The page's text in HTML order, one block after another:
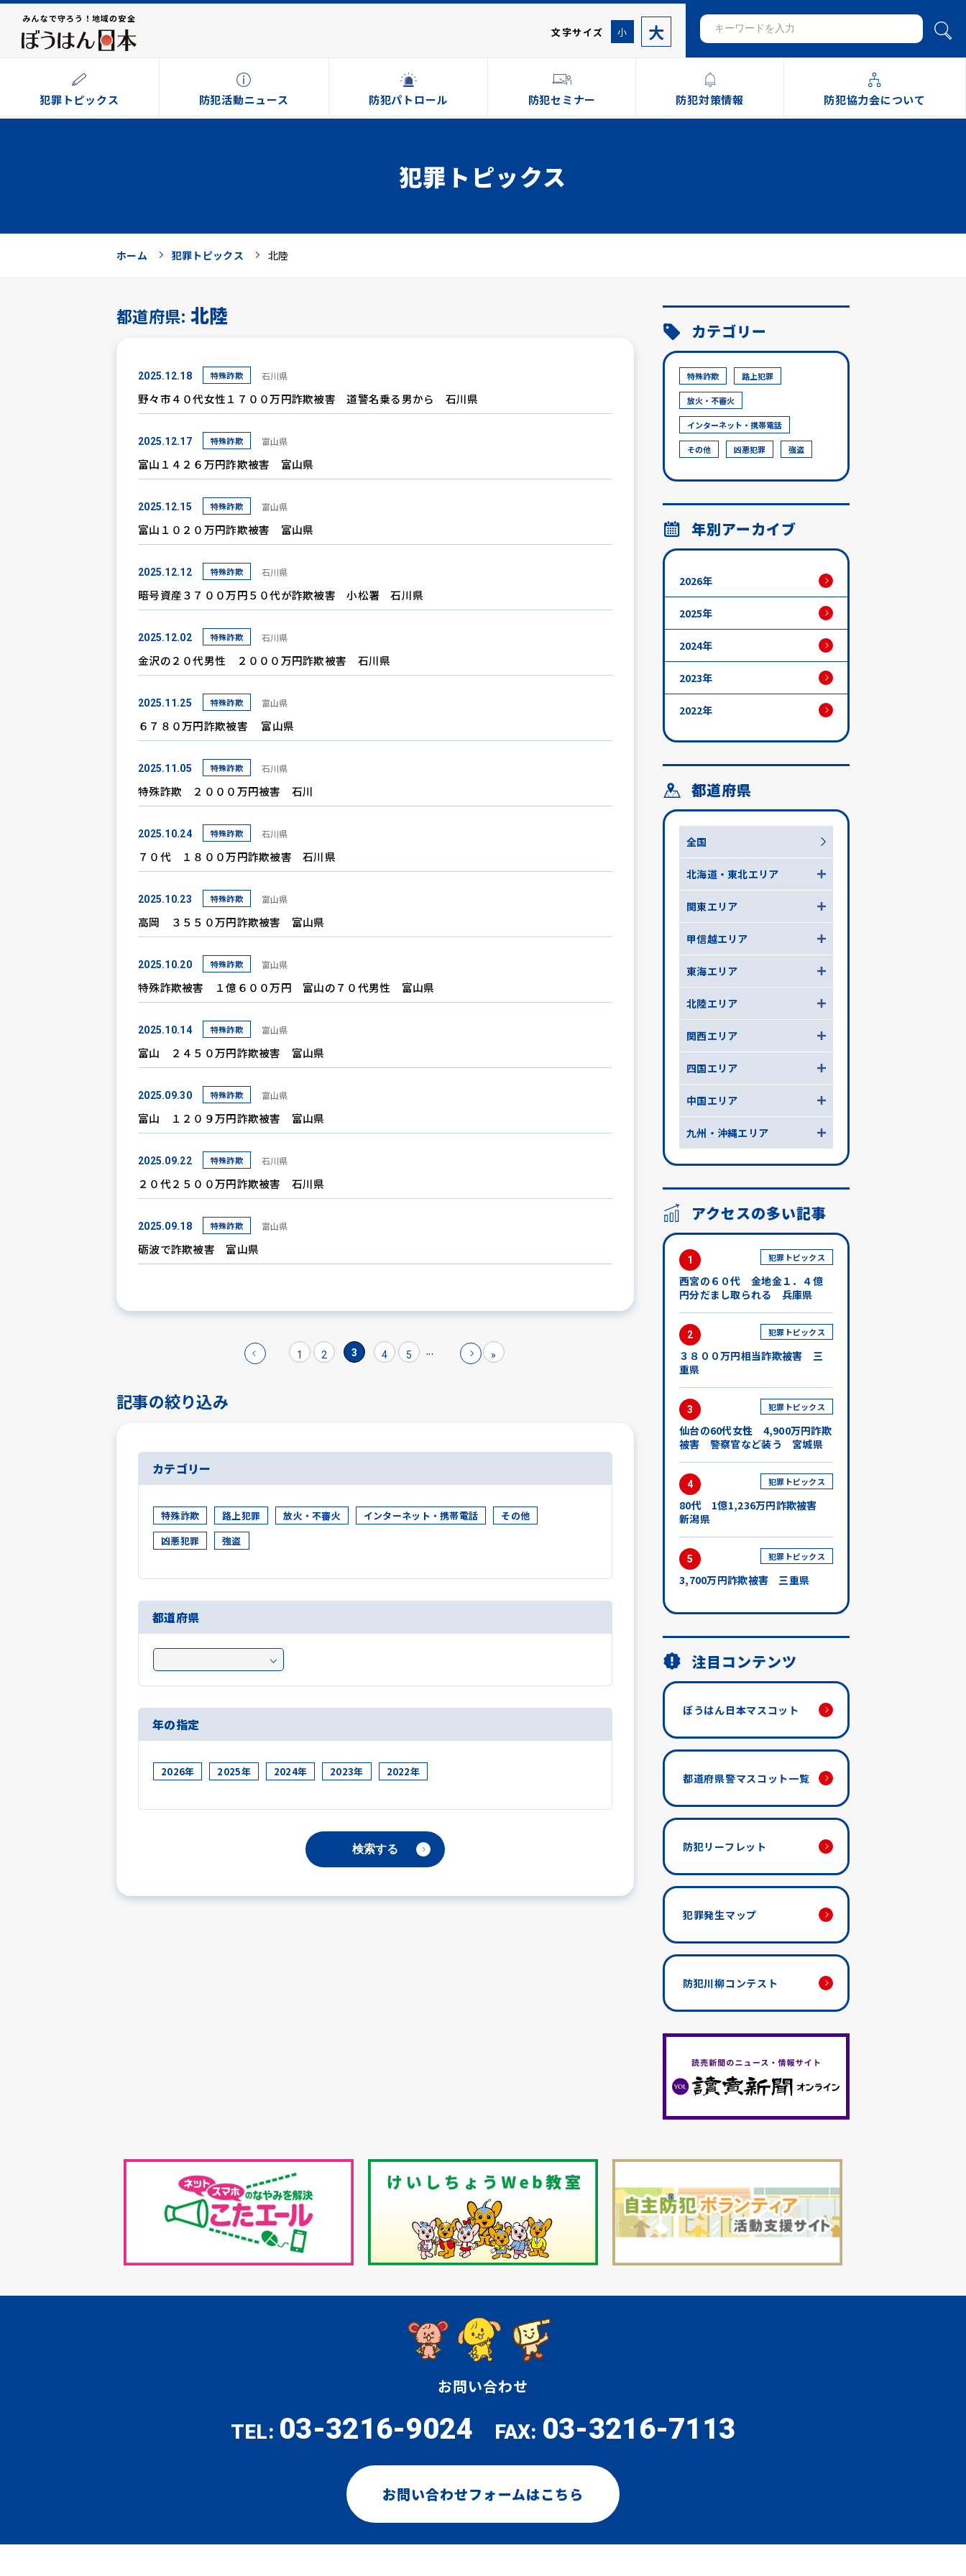
みんなで守ろう！地域の安全
文字サイズ 小 大
犯罪トピックス 防犯活動ニュース 防犯パトロール 防犯セミナー 防犯対策情報 防犯協力会について
犯罪トピックス
ホーム 犯罪トピックス 北陸
都道府県: 北陸
2025.12.18 特殊詐欺 石川県
野々市４０代女性１７００万円詐欺被害 道警名乗る男から 石川県
2025.12.17 特殊詐欺 富山県
富山１４２６万円詐欺被害 富山県
2025.12.15 特殊詐欺 富山県
富山１０２０万円詐欺被害 富山県
2025.12.12 特殊詐欺 石川県
暗号資産３７００万円５０代が詐欺被害 小松署 石川県
2025.12.02 特殊詐欺 石川県
金沢の２０代男性 ２０００万円詐欺被害 石川県
2025.11.25 特殊詐欺 富山県
６７８０万円詐欺被害 富山県
2025.11.05 特殊詐欺 石川県
特殊詐欺 ２０００万円被害 石川
2025.10.24 特殊詐欺 石川県
７０代 １８００万円詐欺被害 石川県
2025.10.23 特殊詐欺 富山県
高岡 ３５５０万円詐欺被害 富山県
2025.10.20 特殊詐欺 富山県
特殊詐欺被害 １億６００万円 富山の７０代男性 富山県
2025.10.14 特殊詐欺 富山県
富山 ２４５０万円詐欺被害 富山県
2025.09.30 特殊詐欺 富山県
富山 １２０９万円詐欺被害 富山県
2025.09.22 特殊詐欺 石川県
２０代２５００万円詐欺被害 石川県
2025.09.18 特殊詐欺 富山県
砺波で詐欺被害 富山県
1 2 3 4 5 ... »
記事の絞り込み
カテゴリー
特殊詐欺 路上犯罪 放火・不審火 インターネット・携帯電話
その他
凶悪犯罪
強盗
都道府県
年の指定
2026年 2025年 2024年 2023年 2022年
カテゴリー
特殊詐欺 路上犯罪
放火・不審火
インターネット・携帯電話
その他 凶悪犯罪 強盗
年別アーカイブ
2026年
2025年
2024年
2023年
2022年
都道府県
全国
北海道・東北エリア
関東エリア
甲信越エリア
東海エリア
北陸エリア
関西エリア
四国エリア
中国エリア
九州・沖縄エリア
アクセスの多い記事
1 犯罪トピックス
西宮の６０代 金地金１．４億
円分だまし取られる 兵庫県
2 犯罪トピックス
３８００万円相当詐欺被害 三
重県
3 犯罪トピックス
仙台の60代女性 4,900万円詐欺
被害 警察官など装う 宮城県
4 犯罪トピックス
80代 1億1,236万円詐欺被害
新潟県
5 犯罪トピックス
3,700万円詐欺被害 三重県
注目コンテンツ
ぼうはん日本マスコット
都道府県警マスコット一覧
防犯リーフレット
犯罪発生マップ
防犯川柳コンテスト
お問い合わせ
TEL: 03-3216-9024 FAX: 03-3216-7113
お問い合わせフォームはこちら